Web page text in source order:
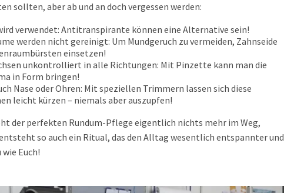
sollten, aber ab und an doch vergessen werden:
verwendet: Antitranspirante können eine Alternative sein!
werden nicht gereinigt: Um Mundgeruch zu vermeiden, Zahnseide
einsetzen!
unkontrolliert in alle Richtungen: Mit Pinzette kann man die
in Form bringen!
Nase oder Ohren: Mit speziellen Trimmern lassen sich diese
leicht kürzen – niemals aber auszupfen!
der perfekten Rundum-Pflege eigentlich nichts mehr im Weg,
so auch ein Ritual, das den Alltag wesentlich entspannter und
Euch!